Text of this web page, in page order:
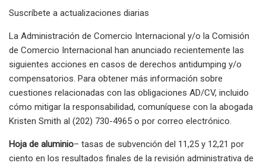
Suscríbete a actualizaciones diarias
La Administración de Comercio Internacional y/o la Comisión
de Comercio Internacional han anunciado recientemente las
siguientes acciones en casos de derechos antidumping y/o
compensatorios. Para obtener más información sobre
cuestiones relacionadas con las obligaciones AD/CV, incluido
cómo mitigar la responsabilidad, comuníquese con la abogada
Kristen Smith al (202) 730-4965 o por correo electrónico.
Hoja de aluminio– tasas de subvención del 11,25 y 12,21 por
ciento en los resultados finales de la revisión administrativa de